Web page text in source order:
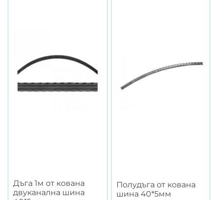
Дъга 1м от кована
двуканална шина
Полудъга от кована
шина 40*5мм